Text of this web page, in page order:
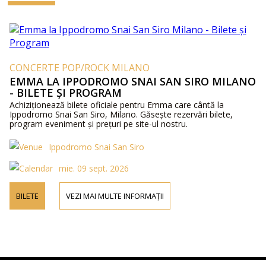
CONCERTE POP/ROCK MILANO
EMMA LA IPPODROMO SNAI SAN SIRO MILANO
- BILETE ȘI PROGRAM
Achiziționează bilete oficiale pentru Emma care cântă la
Ippodromo Snai San Siro, Milano. Găsește rezervări bilete,
program eveniment și prețuri pe site-ul nostru.
Ippodromo Snai San Siro
mie. 09 sept. 2026
BILETE VEZI MAI MULTE INFORMAȚII